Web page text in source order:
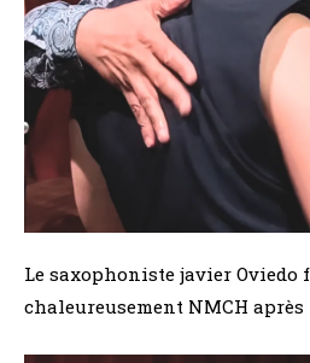
Le saxophoniste javier
chaleureusement NMCH après